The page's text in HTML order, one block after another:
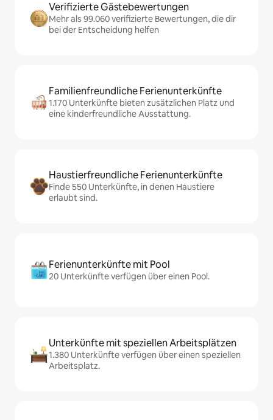
Verifizierte Gästebewertungen
Mehr als 99.060 verifizierte Bewertungen, die dir
bei der Entscheidung helfen
Familienfreundliche Ferienunterkünfte
1.170 Unterkünfte bieten zusätzlichen Platz und
eine kinderfreundliche Ausstattung.
Haustierfreundliche Ferienunterkünfte
Finde 550 Unterkünfte, in denen Haustiere
erlaubt sind.
Ferienunterkünfte mit Pool
20 Unterkünfte verfügen über einen Pool.
Unterkünfte mit speziellen Arbeitsplätzen
1.380 Unterkünfte verfügen über einen speziellen
Arbeitsplatz.